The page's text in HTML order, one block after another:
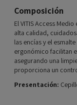
Composición
El VITIS Access
alta calidad,
las encías y el
ergonómico facilitan
asegurando una
proporciona un
Presentación: